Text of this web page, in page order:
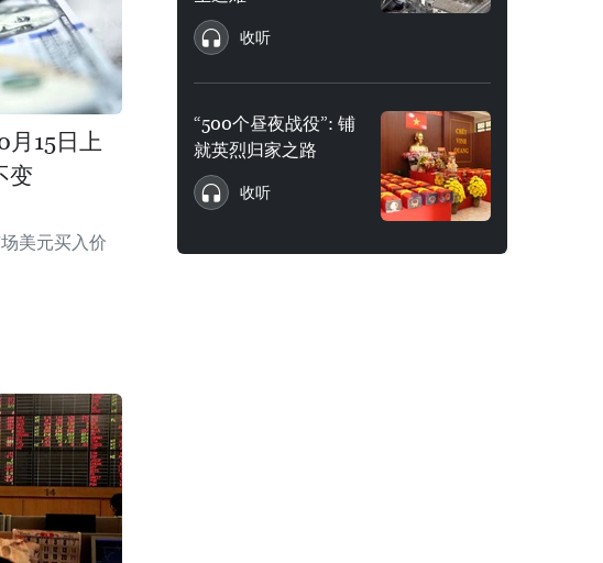
月15日上
变
美元买入价
收听
“500个昼夜战役”: 铺
就英烈归家之路
收听